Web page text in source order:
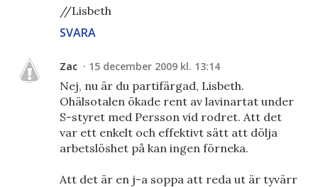
//Lisbeth
SVARA
Zac 15 december 2009 kl. 13:14
Nej, nu är du partifärgad, Lisbeth.
Ohälsotalen ökade rent av lavinartat under
S-styret med Persson vid rodret. Att det
var ett enkelt och effektivt sätt att dölja
arbetslöshet på kan ingen förneka.
Att det är en j-a soppa att reda ut är tyvärr